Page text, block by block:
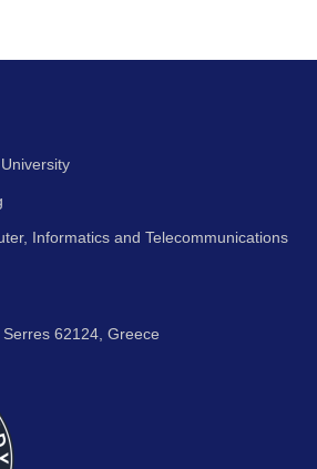
Informatics and Telecommunications
62124, Greece